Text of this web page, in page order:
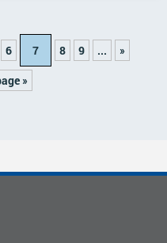
6 7 8 9 ...
»
»